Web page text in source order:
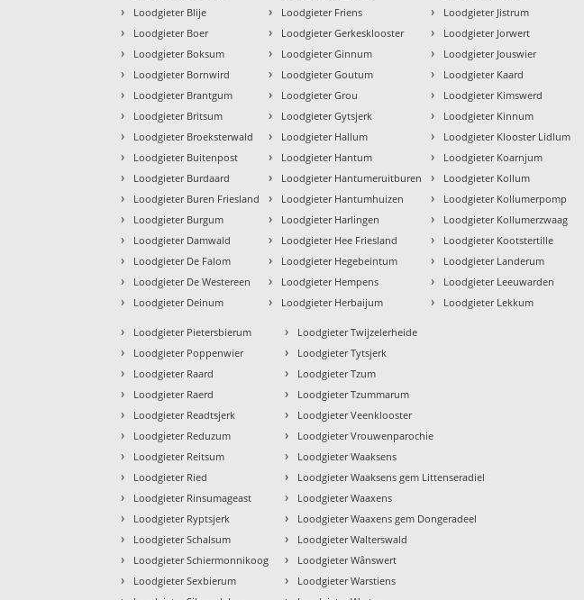
› Loodgieter Blije
› Loodgieter Boer
› Loodgieter Boksum
› Loodgieter Bornwird
› Loodgieter Brantgum
› Loodgieter Britsum
› Loodgieter Broeksterwald
› Loodgieter Buitenpost
› Loodgieter Burdaard
› Loodgieter Buren Friesland
› Loodgieter Burgum
› Loodgieter Damwald
› Loodgieter De Falom
› Loodgieter De Westereen
› Loodgieter Deinum
› Loodgieter Friens
› Loodgieter Gerkesklooster
› Loodgieter Ginnum
› Loodgieter Goutum
› Loodgieter Grou
› Loodgieter Gytsjerk
› Loodgieter Hallum
› Loodgieter Hantum
› Loodgieter Hantumeruitburen
› Loodgieter Hantumhuizen
› Loodgieter Harlingen
› Loodgieter Hee Friesland
› Loodgieter Hegebeintum
› Loodgieter Hempens
› Loodgieter Herbaijum
› Loodgieter Jistrum
› Loodgieter Jorwert
› Loodgieter Jouswier
› Loodgieter Kaard
› Loodgieter Kimswerd
› Loodgieter Kinnum
› Loodgieter Klooster Lidlum
› Loodgieter Koarnjum
› Loodgieter Kollum
› Loodgieter Kollumerpomp
› Loodgieter Kollumerzwaag
› Loodgieter Kootstertille
› Loodgieter Landerum
› Loodgieter Leeuwarden
› Loodgieter Lekkum
› Loodgieter Pietersbierum
› Loodgieter Poppenwier
› Loodgieter Raard
› Loodgieter Raerd
› Loodgieter Readtsjerk
› Loodgieter Reduzum
› Loodgieter Reitsum
› Loodgieter Ried
› Loodgieter Rinsumageast
› Loodgieter Ryptsjerk
› Loodgieter Schalsum
› Loodgieter Schiermonnikoog
› Loodgieter Sexbierum
› Loodgieter Twijzelerheide
› Loodgieter Tytsjerk
› Loodgieter Tzum
› Loodgieter Tzummarum
› Loodgieter Veenklooster
› Loodgieter Vrouwenparochie
› Loodgieter Waaksens
› Loodgieter Waaksens gem Littenseradiel
› Loodgieter Waaxens
› Loodgieter Waaxens gem Dongeradeel
› Loodgieter Walterswald
› Loodgieter Wânswert
› Loodgieter Warstiens